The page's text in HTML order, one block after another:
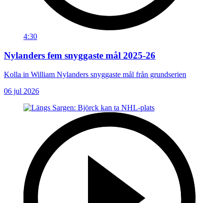
4:30
Nylanders fem snyggaste mål 2025-26
Kolla in William Nylanders snyggaste mål från grundserien
06 jul 2026